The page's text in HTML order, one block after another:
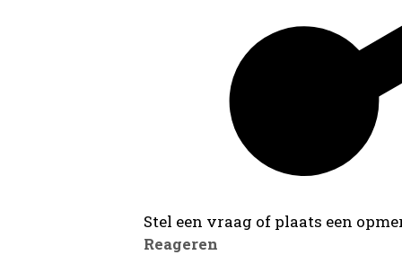
Stel een vraag of plaats een
Reageren